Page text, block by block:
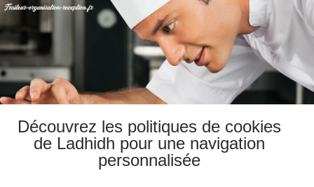
Découvrez les politiques de cookies
de Ladhidh pour une navigation
personnalisée